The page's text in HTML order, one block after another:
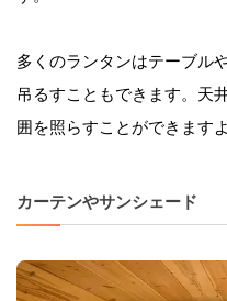
多くのランタンはテーブル
吊るすこともできます。天
囲を照らすことができますよ
カーテンやサンシェード